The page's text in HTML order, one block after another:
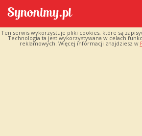
Ten serwis wykorzystuje pliki cookies, które są
Technologia ta jest wykorzystywana w celach
reklamowych. Więcej informacji znajdziesz w